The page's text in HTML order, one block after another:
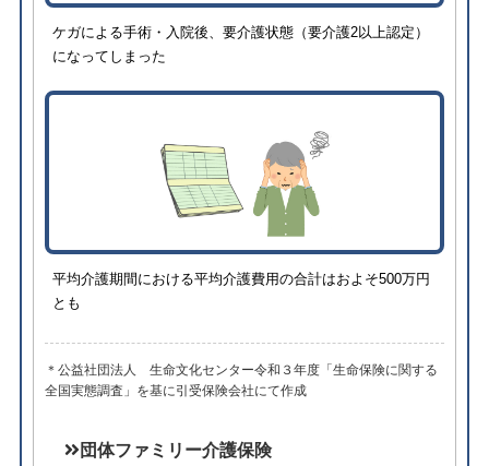
ケガによる手術・入院後、要介護状態（要介護2以上認定）
になってしまった
平均介護期間における平均介護費用の合計はおよそ500万円
とも
＊公益社団法人 生命文化センター令和３年度「生命保険に関する
全国実態調査」を基に引受保険会社にて作成
団体ファミリー介護保険